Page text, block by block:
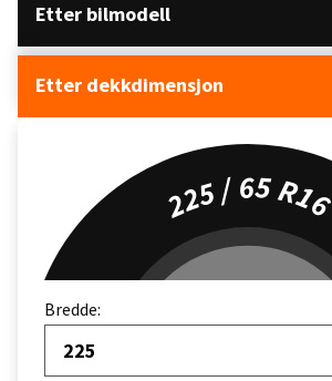
Etter bilmodell
Etter dekkdimensjon
225 / 65 R16
Bredde:
225